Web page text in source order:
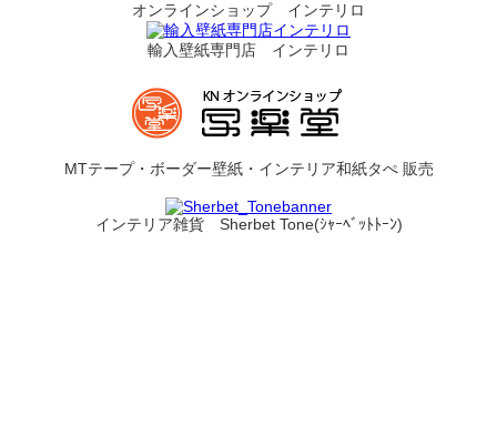
オンラインショップ インテリロ
輸入壁紙専門店 インテリロ
MTテープ・ボーダー壁紙・インテリア和紙タぺ 販売
インテリア雑貨 Sherbet Tone(ｼｬｰﾍﾞｯﾄﾄｰﾝ)